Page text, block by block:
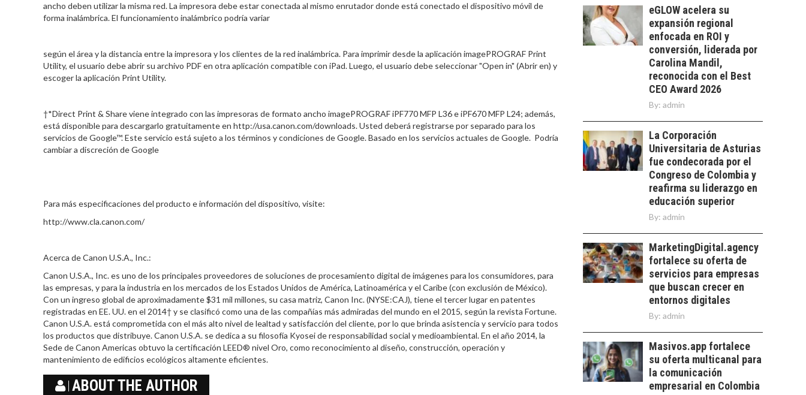
ancho deben utilizar la misma red. La impresora debe estar conectada al mismo enrutador donde está conectado el dispositivo móvil de
forma inalámbrica. El funcionamiento inalámbrico podría variar
según el área y la distancia entre la impresora y los clientes de la red inalámbrica. Para imprimir desde la aplicación imagePROGRAF Print
Utility, el usuario debe abrir su archivo PDF en otra aplicación compatible con iPad. Luego, el usuario debe seleccionar "Open in" (Abrir en) y
escoger la aplicación Print Utility.
†*Direct Print & Share viene integrado con las impresoras de formato ancho imagePROGRAF iPF770 MFP L36 e iPF670 MFP L24; además,
está disponible para descargarlo gratuitamente en http://usa.canon.com/downloads. Usted deberá registrarse por separado para los
servicios de Google™. Este servicio está sujeto a los términos y condiciones de Google. Basado en los servicios actuales de Google. Podría
cambiar a discreción de Google
Para más especificaciones del producto e información del dispositivo, visite:
http://www.cla.canon.com/
Acerca de Canon U.S.A., Inc.:
Canon U.S.A., Inc. es uno de los principales proveedores de soluciones de procesamiento digital de imágenes para los consumidores, para
las empresas, y para la industria en los mercados de los Estados Unidos de América, Latinoamérica y el Caribe (con exclusión de México).
Con un ingreso global de aproximadamente $31 mil millones, su casa matriz, Canon Inc. (NYSE:CAJ), tiene el tercer lugar en patentes
registradas en EE. UU. en el 2014† y se clasificó como una de las compañías más admiradas del mundo en el 2015, según la revista Fortune.
Canon U.S.A. está comprometida con el más alto nivel de lealtad y satisfacción del cliente, por lo que brinda asistencia y servicio para todos
los productos que distribuye. Canon U.S.A. se dedica a su filosofía Kyosei de responsabilidad social y medioambiental. En el año 2014, la
Sede de Canon Americas obtuvo la certificación LEED® nivel Oro, como reconocimiento al diseño, construcción, operación y
mantenimiento de edificios ecológicos altamente eficientes.
ABOUT THE AUTHOR
estratégica de los
recursos humanos en
las empresas…
FINANCIAMIENTO
PARA PYMES EN
CHILE:
ALTERNATIVAS MÁS
ALLÁ DEL CRÉDITO
BANCARIO
Financiamiento para
pymes en Chile:
trascienden el
crédito…
EL CRECIMIENTO DE
LOS SERVICIOS
DIGITALES
EXPORTADOS DESDE
CHILE
El auge de las
exportaciones de
servicios digitales en
Chile:…
TURISMO EN EL
DESIERTO DE
ATACAMA:
OPORTUNIDADES
PARA EL
DESARROLLO LOCAL
El Desierto de
Atacama: Motor
Estratégico para el
eGLOW acelera su
expansión regional
enfocada en ROI y
conversión, liderada por
Carolina Mandil,
reconocida con el Best
CEO Award 2026
By: admin
La Corporación
Universitaria de Asturias
fue condecorada por el
Congreso de Colombia y
reafirma su liderazgo en
educación superior
By: admin
MarketingDigital.agency
fortalece su oferta de
servicios para empresas
que buscan crecer en
entornos digitales
By: admin
Masivos.app fortalece
su oferta multicanal para
la comunicación
empresarial en Colombia